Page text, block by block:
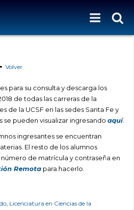
Volver
para su consulta y descarga los
de todas las carreras de la
de la UCSF en las sedes Santa Fe y
se pueden visualizar ingresando aquí.
ingresantes se encuentran
El resto de los alumnos
de matrícula y contraseña en
Remota para hacerlo.
, Licenciatura en Ciencias de la